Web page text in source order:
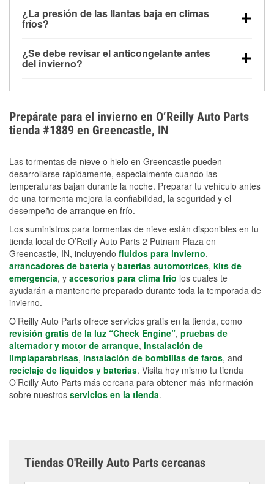
arranque.
la congelación y ayuda a disolver la sal y la nieve
derretida en la carretera para mejorar la visibilidad.
¿La presión de las llantas baja en climas
fríos?
alrededor de 1 PSI por cada 10 °F que baja la
temperatura. Puedes obtener más información sobre
¿Se debe revisar el anticongelante antes
del invierno?
el sobrecalentamiento en condiciones de frío
extremo. Aprende cómo comprobar la protección
anticongelante en nuestra sección How-To.
Prepárate para el invierno en O’Reilly Auto Parts
tienda #1889 en Greencastle, IN
Las tormentas de nieve o hielo en Greencastle pueden
desarrollarse rápidamente, especialmente cuando las
temperaturas bajan durante la noche. Preparar tu vehículo antes
de una tormenta mejora la confiabilidad, la seguridad y el
desempeño de arranque en frío.
Los suministros para tormentas de nieve están disponibles en tu
tienda local de O’Reilly Auto Parts 2 Putnam Plaza en
Greencastle, IN, incluyendo fluidos para invierno,
arrancadores de batería y baterías automotrices, kits de
emergencia, y accesorios para clima frío los cuales te
ayudarán a mantenerte preparado durante toda la temporada de
invierno.
O’Reilly Auto Parts ofrece servicios gratis en la tienda, como
revisión gratis de la luz “Check Engine”, pruebas de
alternador y motor de arranque, instalación de
limpiaparabrisas, instalación de bombillas de faros, and
reciclaje de líquidos y baterías. Visita hoy mismo tu tienda
O’Reilly Auto Parts más cercana para obtener más información
sobre nuestros servicios en la tienda.
Tiendas O'Reilly Auto Parts cercanas